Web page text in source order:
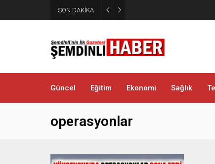
SON DAKİKA
Güncel Eğitim Ekonomi Sağlık
operasyonlar